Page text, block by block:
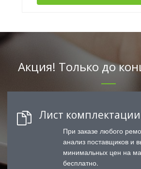
Акция! Только до
Лист
При заказе любого
анализ поставщиков и
минимальных цен на
бесплатно.